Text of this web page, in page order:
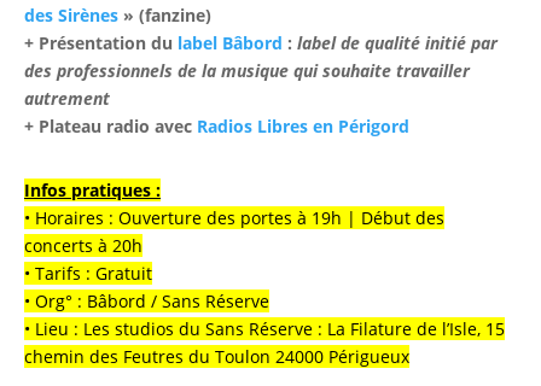
des Sirènes » (fanzine)
+ Présentation du label Bâbord : label de qualité initié par
des professionnels de la musique qui souhaite travailler
autrement
+ Plateau radio avec Radios Libres en Périgord
Infos pratiques :
• Horaires : Ouverture des portes à 19h | Début des
concerts à 20h
• Tarifs : Gratuit
• Org° : Bâbord / Sans Réserve
• Lieu : Les studios du Sans Réserve : La Filature de l’Isle, 15
chemin des Feutres du Toulon 24000 Périgueux